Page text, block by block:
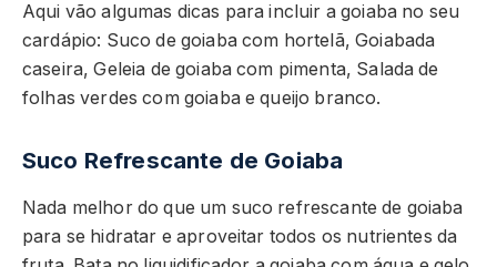
Aqui vão algumas dicas para incluir a goiaba no seu
cardápio: Suco de goiaba com hortelã, Goiabada
caseira, Geleia de goiaba com pimenta, Salada de
folhas verdes com goiaba e queijo branco.
Suco Refrescante de Goiaba
Nada melhor do que um suco refrescante de goiaba
para se hidratar e aproveitar todos os nutrientes da